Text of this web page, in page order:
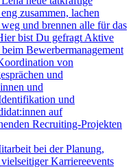
zusammen, lachen
und brennen alle für das
bist Du gefragt Aktive
Bewerbermanagement
von
und
und
und
auf
Recruiting-Projekten
bei der Planung,
Karriereevents